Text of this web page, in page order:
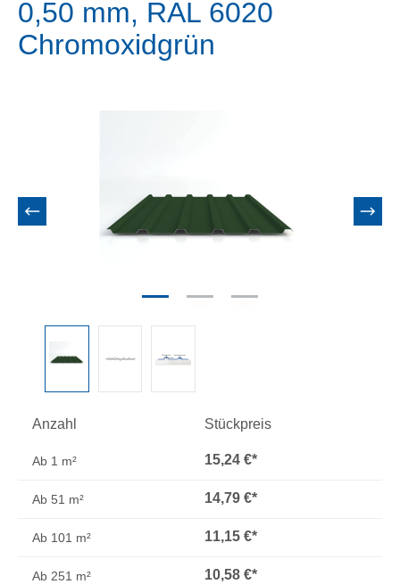
0,50 mm, RAL 6020
Chromoxidgrün
Anzahl Stückpreis
Ab 1 m² 15,24 €*
Ab 51 m² 14,79 €*
Ab 101 m² 11,15 €*
Ab 251 m² 10,58 €*